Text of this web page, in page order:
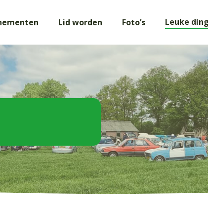
Lid worden Foto’s Leuke